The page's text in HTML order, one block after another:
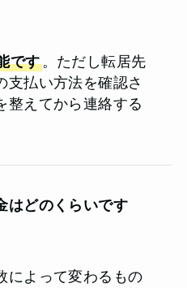
です。ただし転居先
支払い方法を確認さ
整えてから連絡する
はどのくらいです
によって変わるもの